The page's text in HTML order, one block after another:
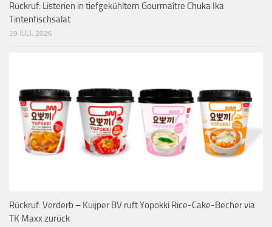
Rückruf: Listerien in tiefgekühltem Gourmaître Chuka Ika
Tintenfischsalat
29 JULI, 2026
Rückruf: Verderb – Kuijper BV ruft Yopokki Rice-Cake-Becher via
TK Maxx zurück